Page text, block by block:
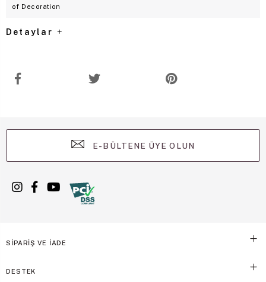
of Decoration
Detaylar
E-BÜLTENE ÜYE OLUN
SİPARİŞ VE İADE
DESTEK